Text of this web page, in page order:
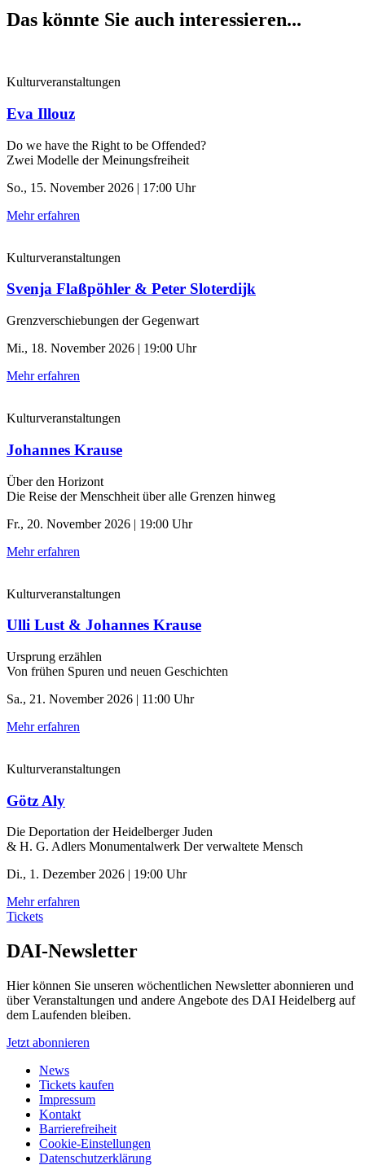
Das könnte Sie auch interessieren...
Kulturveranstaltungen
Eva Illouz
Do we have the Right to be Offended?
Zwei Modelle der Meinungsfreiheit
So., 15. November 2026 | 17:00 Uhr
Mehr erfahren
Kulturveranstaltungen
Svenja Flaßpöhler & Peter Sloterdijk
Grenzverschiebungen der Gegenwart
Mi., 18. November 2026 | 19:00 Uhr
Mehr erfahren
Kulturveranstaltungen
Johannes Krause
Über den Horizont
Die Reise der Menschheit über alle Grenzen hinweg
Fr., 20. November 2026 | 19:00 Uhr
Mehr erfahren
Kulturveranstaltungen
Ulli Lust & Johannes Krause
Ursprung erzählen
Von frühen Spuren und neuen Geschichten
Sa., 21. November 2026 | 11:00 Uhr
Mehr erfahren
Kulturveranstaltungen
Götz Aly
Die Deportation der ­Heidelberger Juden
& H. G. Adlers Monumentalwerk Der verwaltete Mensch
Di., 1. Dezember 2026 | 19:00 Uhr
Mehr erfahren
Tickets
DAI-Newsletter
Hier können Sie unseren wöchentlichen Newsletter abonnieren und
über Veranstaltungen und andere Angebote des DAI Heidelberg auf
dem Laufenden bleiben.
Jetzt abonnieren
News
Tickets kaufen
Impressum
Kontakt
Barrierefreiheit
Cookie-Einstellungen
Datenschutzerklärung